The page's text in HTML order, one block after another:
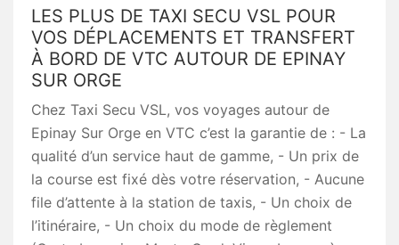
LES PLUS DE TAXI SECU VSL POUR
VOS DÉPLACEMENTS ET TRANSFERT
À BORD DE VTC AUTOUR DE EPINAY
SUR ORGE
Chez Taxi Secu VSL, vos voyages autour de
Epinay Sur Orge en VTC c’est la garantie de : - La
qualité d’un service haut de gamme, - Un prix de
la course est fixé dès votre réservation, - Aucune
file d’attente à la station de taxis, - Un choix de
l’itinéraire, - Un choix du mode de règlement